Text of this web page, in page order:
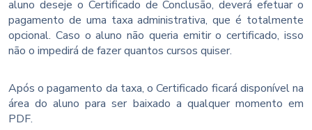
aluno deseje o Certificado de Conclusão, deverá efetuar o
pagamento de uma taxa administrativa, que é totalmente
opcional. Caso o aluno não queria emitir o certificado, isso
não o impedirá de fazer quantos cursos quiser.
Após o pagamento da taxa, o Certificado ficará disponível na
área do aluno para ser baixado a qualquer momento em
PDF.